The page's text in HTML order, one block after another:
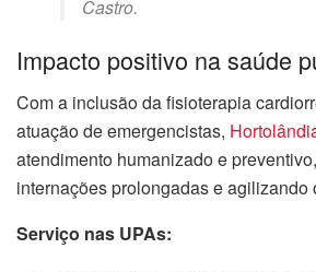
Castro.
Impacto positivo na saúde
Com a inclusão da fisioterapia
atuação de emergencistas,
atendimento humanizado e
internações prolongadas e agilizando
Serviço nas UPAs: